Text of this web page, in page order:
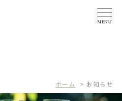
MENU
ホーム > お知らせ